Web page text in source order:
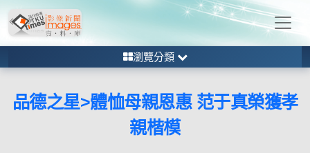
瀏覽分類
品德之星>體恤母親恩惠 范于真榮獲孝
親楷模